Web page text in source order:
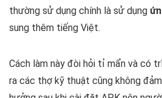
thường sử dụng chính là sử dụng
sung thêm tiếng Việt.
Cách làm này đòi hỏi tỉ mẩn và có
ra các thợ kỹ thuật cũng không